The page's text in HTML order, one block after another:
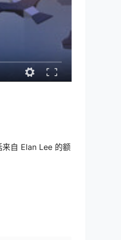
来自 Elan Lee 的额